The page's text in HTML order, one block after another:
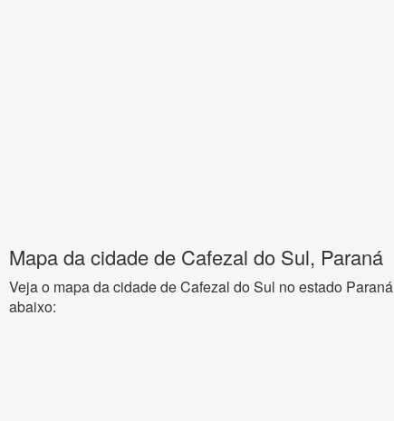
Mapa da cidade de Cafezal do Sul, Paraná
Veja o mapa da cidade de Cafezal do Sul no estado Paraná
abaixo: